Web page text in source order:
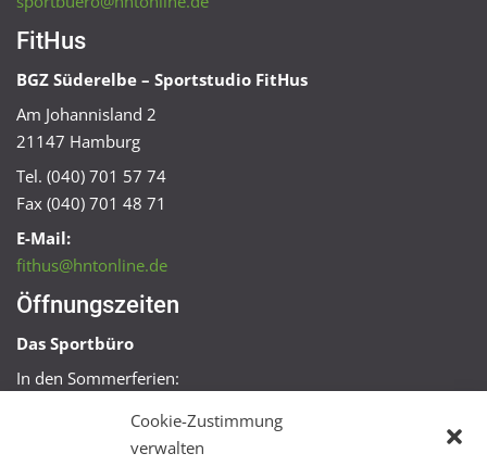
Cookie-Zustimmung
verwalten
FitHus
BGZ Süderelbe – Sportstudio FitHus
Am Johannisland 2
21147 Hamburg
Tel. (040) 701 57 74
Fax (040) 701 48 71
E-Mail:
fithus@hntonline.de
Öffnungszeiten
Das Sportbüro
In den Sommerferien:
Mo + Mi 16:00 – 18:00 Uhr